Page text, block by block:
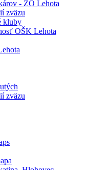
- ZO Lehota
zväzu
kluby
OŠK Lehota
zväzu